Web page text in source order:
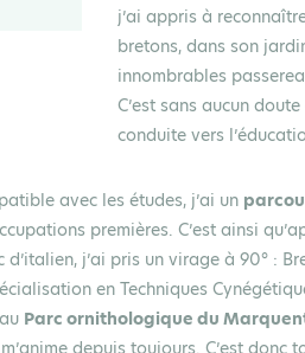
j’ai appris à
bretons, dans son
innombrables
C’est sans aucun doute
conduite vers
avec les études, j’ai un
premières. C’est ainsi
j’ai pris un virage à 90° :
en Techniques
Parc ornithologique du
depuis toujours. C’est donc